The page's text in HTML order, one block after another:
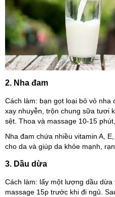
2. Nha đam
Cách làm: bạn gọt loại bỏ vỏ nha
xay nhuyễn, trộn chung sữa tươi
sệt. Thoa và massage 10-15
Nha đam chứa nhiều vitamin A,
cho da và giúp da khỏe mạnh,
3. Dầu dừa
Cách làm: lấy một lượng dầu
massage 15p trước khi đi ngủ.